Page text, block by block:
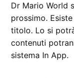
Dr Mario World
prossimo.
titolo. Lo si
contenuti
sistema In App.